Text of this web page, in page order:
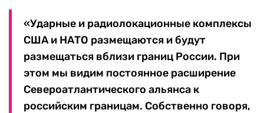
«Ударные и радиолокационные комплексы
США и НАТО размещаются и будут
размещаться вблизи границ России. При
этом мы видим постоянное расширение
Североатлантического альянса к
российским границам. Собственно говоря,